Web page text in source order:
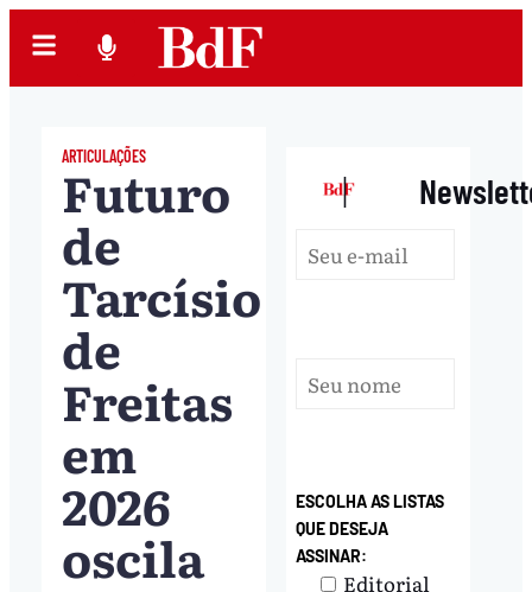
ARTICULAÇÕES
Futuro
de
Tarcísio
de
Freitas
em
2026
oscila
|
ESCOLHA AS LISTAS
QUE DESEJA
ASSINAR:
Editorial